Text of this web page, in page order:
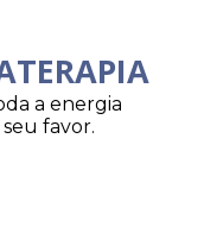
a energia
seu favor.